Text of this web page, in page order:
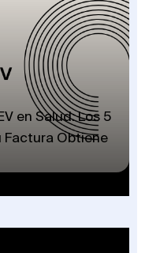
en Salud: Los 5
Factura Obtiene